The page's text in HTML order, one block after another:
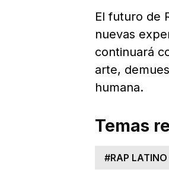
El futuro de
nuevas
continuará
arte,
humana.
Temas
#RAP LATINO